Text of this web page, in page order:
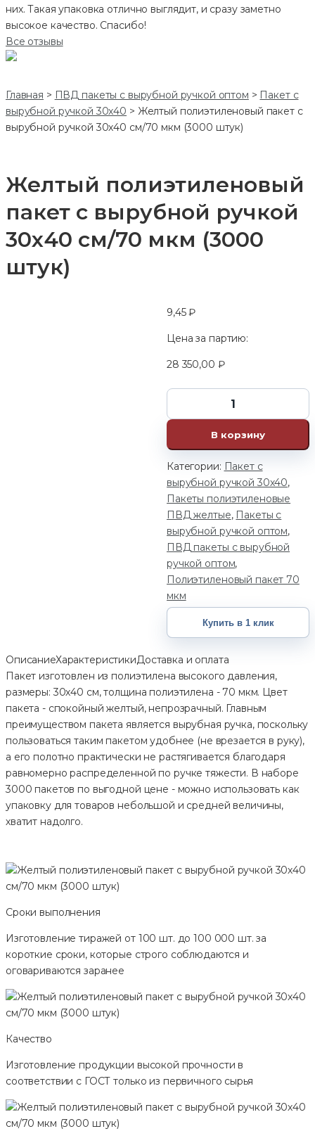
них. Такая упаковка отлично выглядит, и сразу заметно
высокое качество. Спасибо!
Все отзывы
Главная > ПВД пакеты с вырубной ручкой оптом > Пакет с
вырубной ручкой 30х40 > Желтый полиэтиленовый пакет с
вырубной ручкой 30х40 см/70 мкм (3000 штук)
Желтый полиэтиленовый
пакет с вырубной ручкой
30х40 см/70 мкм (3000
штук)
9,45₽
Цена за партию:
28 350,00 ₽
В корзину
Категории: Пакет с
вырубной ручкой 30х40,
Пакеты полиэтиленовые
ПВД желтые, Пакеты с
вырубной ручкой оптом,
ПВД пакеты с вырубной
ручкой оптом,
Полиэтиленовый пакет 70
мкм
Купить в 1 клик
ОписаниеХарактеристикиДоставка и оплата
Пакет изготовлен из полиэтилена высокого давления,
размеры: 30х40 см, толщина полиэтилена - 70 мкм. Цвет
пакета - спокойный желтый, непрозрачный. Главным
преимуществом пакета является вырубная ручка, поскольку
пользоваться таким пакетом удобнее (не врезается в руку),
а его полотно практически не растягивается благодаря
равномерно распределенной по ручке тяжести. В наборе
3000 пакетов по выгодной цене - можно использовать как
упаковку для товаров небольшой и средней величины,
хватит надолго.
Сроки выполнения
Изготовление тиражей от 100 шт. до 100 000 шт. за
короткие сроки, которые строго соблюдаются и
оговариваются заранее
Качество
Изготовление продукции высокой прочности в
соответствии с ГОСТ только из первичного сырья